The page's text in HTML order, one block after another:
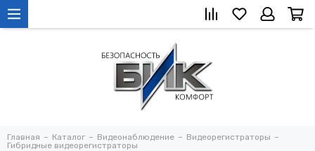
Главная Каталог Видеонаблюдение
Видеорегистраторы
Гибридные видеорегистраторы